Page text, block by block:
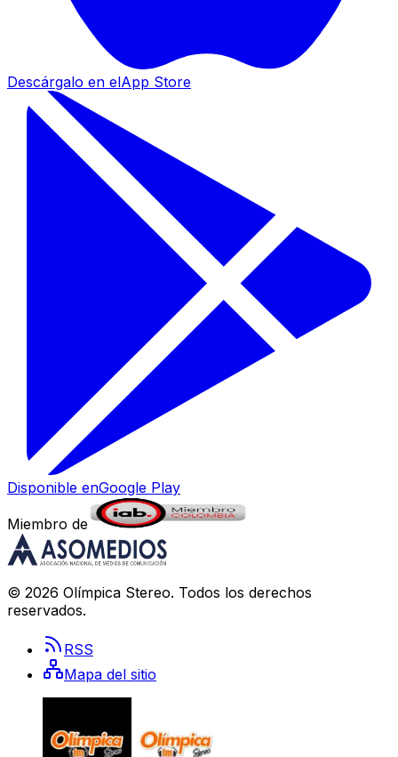
Descárgalo en elApp Store
Disponible enGoogle Play
Miembro de
© 2026 Olímpica Stereo. Todos los derechos
reservados.
RSS
Mapa del sitio